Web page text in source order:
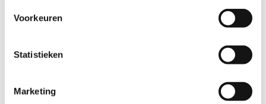
Voorkeuren
Statistieken
Marketing
* Verplichte velden